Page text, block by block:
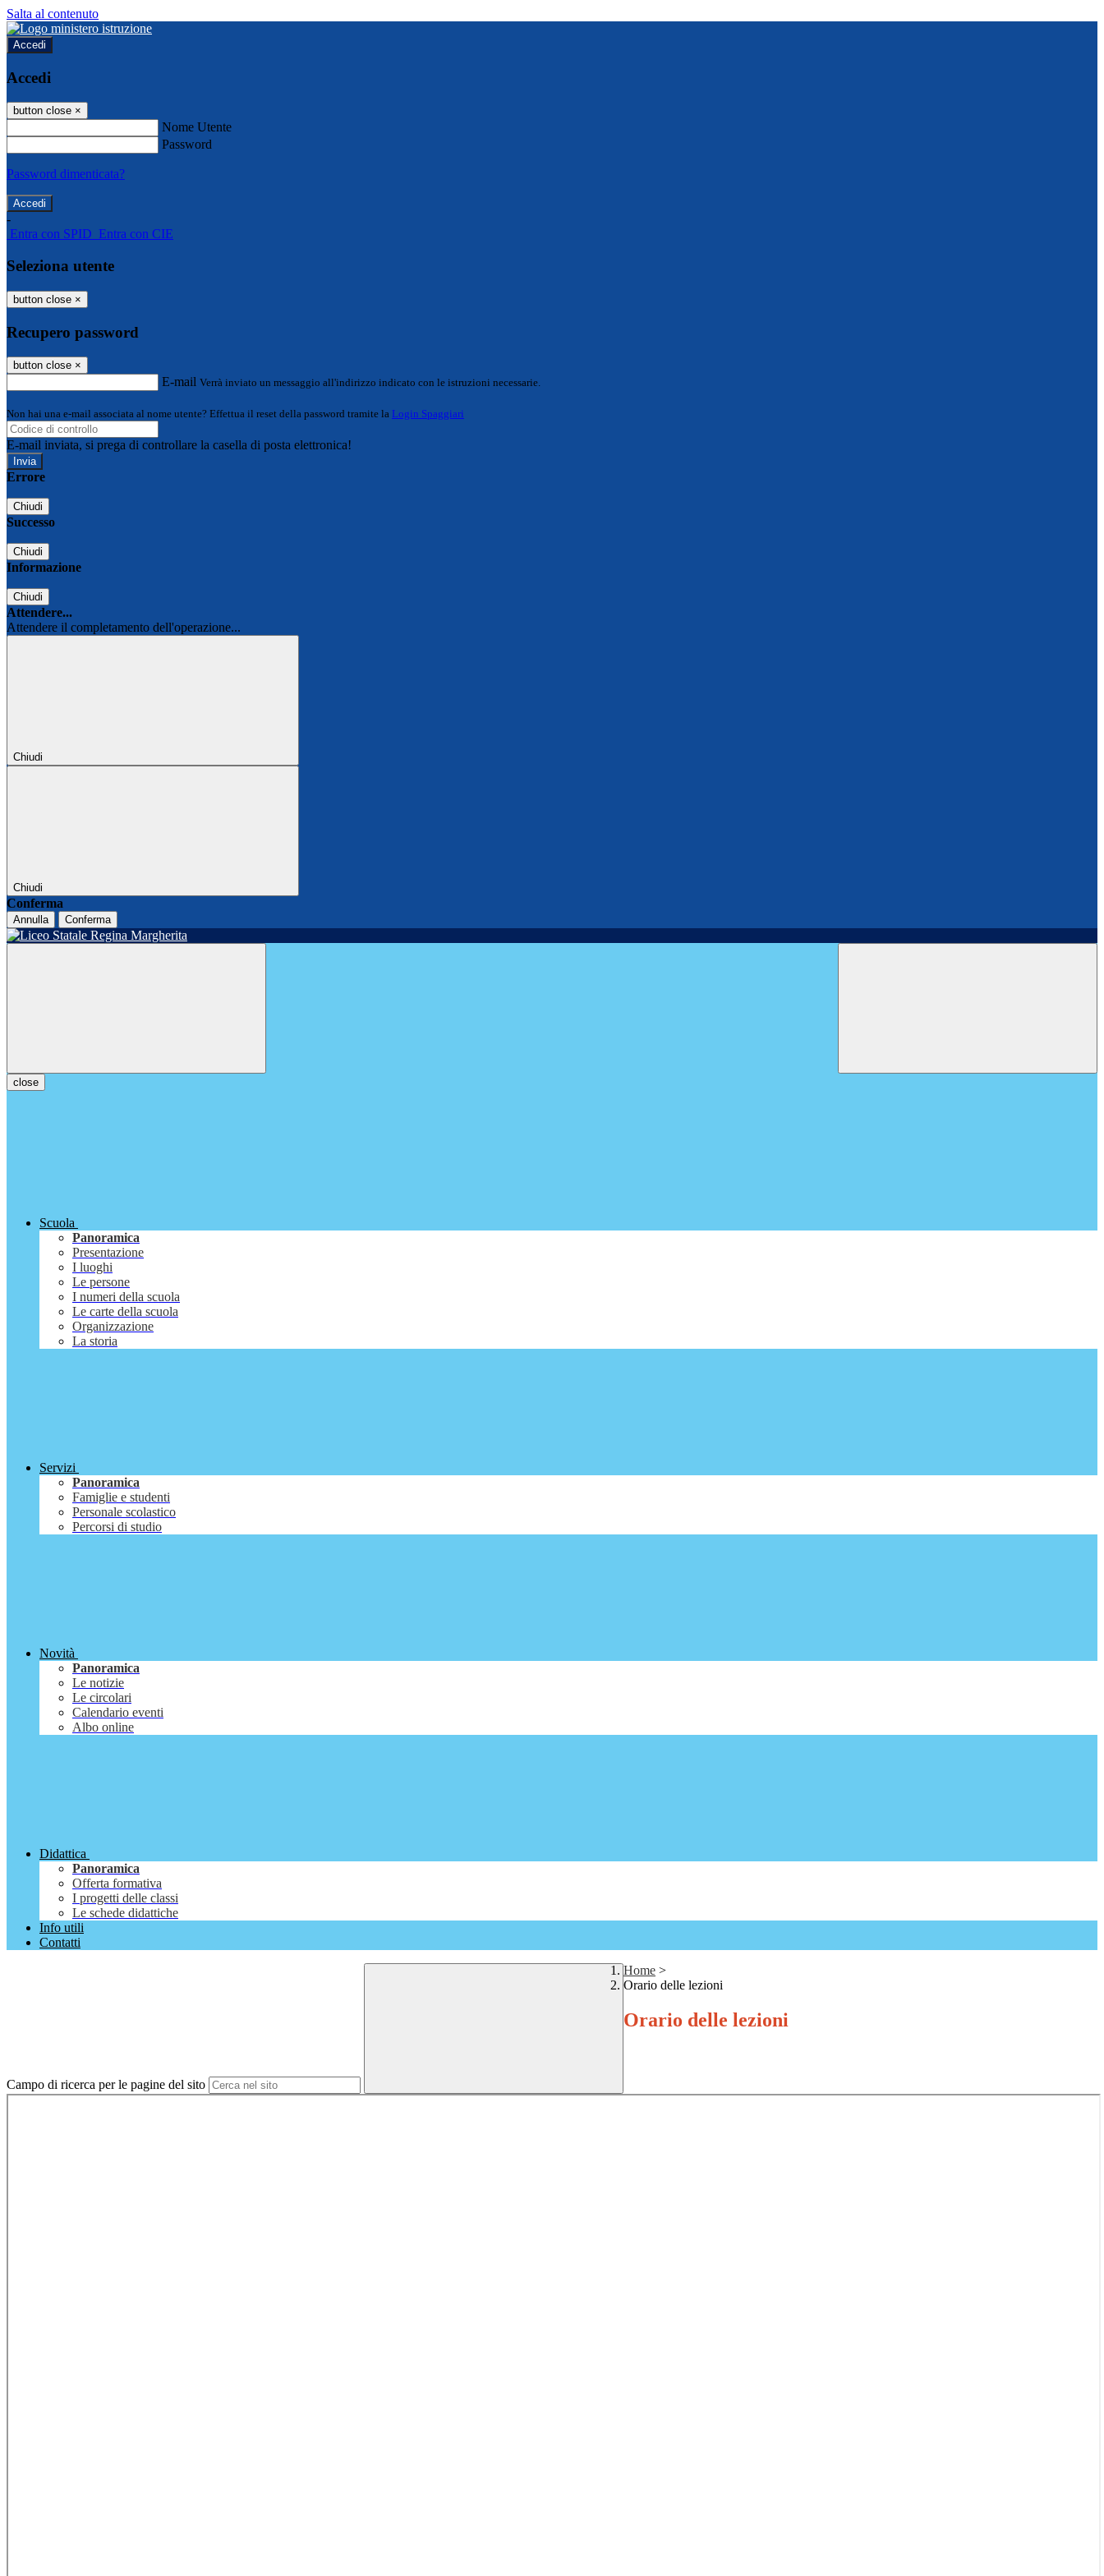
Salta al contenuto
Accedi
Accedi
button close ×
Nome Utente
Password
Password dimenticata?
-
Entra con SPID Entra con CIE
Seleziona utente
button close ×
Recupero password
button close ×
E-mail Verrà inviato un messaggio all'indirizzo indicato con le istruzioni necessarie.
Non hai una e-mail associata al nome utente? Effettua il reset della password tramite la Login Spaggiari
E-mail inviata, si prega di controllare la casella di posta elettronica!
Errore
Chiudi
Successo
Chiudi
Informazione
Chiudi
Attendere...
Attendere il completamento dell'operazione...
Chiudi
Chiudi
Conferma
Annulla Conferma
close
Scuola
Panoramica
Presentazione
I luoghi
Le persone
I numeri della scuola
Le carte della scuola
Organizzazione
La storia
Servizi
Panoramica
Famiglie e studenti
Personale scolastico
Percorsi di studio
Novità
Panoramica
Le notizie
Le circolari
Calendario eventi
Albo online
Didattica
Panoramica
Offerta formativa
I progetti delle classi
Le schede didattiche
Info utili
Contatti
Campo di ricerca per le pagine del sito
Home >
Orario delle lezioni
Orario delle lezioni